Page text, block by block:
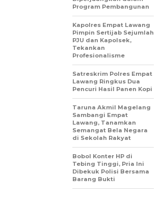
Program Pembangunan
Kapolres Empat Lawang
Pimpin Sertijab Sejumlah
PJU dan Kapolsek,
Tekankan
Profesionalisme
Satreskrim Polres Empat
Lawang Ringkus Dua
Pencuri Hasil Panen Kopi
Taruna Akmil Magelang
Sambangi Empat
Lawang, Tanamkan
Semangat Bela Negara
di Sekolah Rakyat
Bobol Konter HP di
Tebing Tinggi, Pria Ini
Dibekuk Polisi Bersama
Barang Bukti